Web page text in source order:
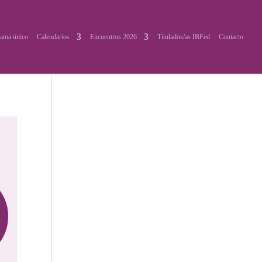
único Calendarios Encuentros 2026 Titulados/as IBFed Contacto